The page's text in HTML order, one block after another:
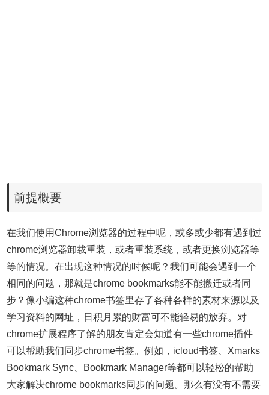
前提概要
在我们使用Chrome浏览器的过程中呢，或多或少都有遇到过
chrome浏览器卸载重装，或者重装系统，或者更换浏览器等
等的情况。在出现这种情况的时候呢？我们可能会遇到一个
相同的问题，那就是chrome bookmarks能不能搬迁或者同
步？像小编这种chrome书签里存了各种各样的素材来源以及
学习资料的网址，日积月累的财富可不能轻易的放弃。对
chrome扩展程序了解的朋友肯定会知道有一些chrome插件
可以帮助我们同步chrome书签。例如， icloud书签
Xmarks
Bookmark Sync
Bookmark Manager等都可以轻松的帮助
大家解决chrome bookmarks同步的问题。那么有没有不需要